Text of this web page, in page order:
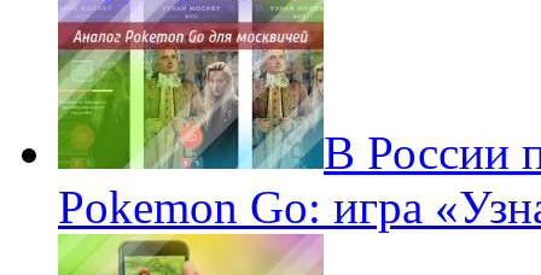
В России
Pokemon Go: игра